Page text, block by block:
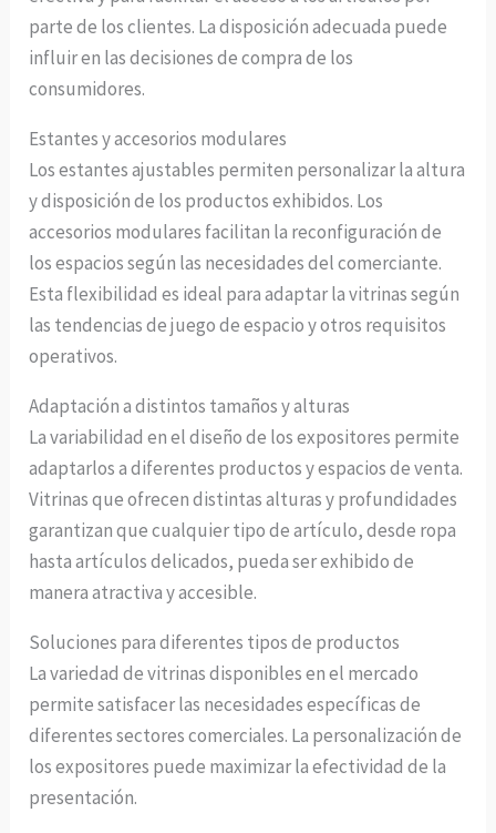
parte de los clientes. La disposición adecuada puede
influir en las decisiones de compra de los
consumidores.
Estantes y accesorios modulares
Los estantes ajustables permiten personalizar la altura
y disposición de los productos exhibidos. Los
accesorios modulares facilitan la reconfiguración de
los espacios según las necesidades del comerciante.
Esta flexibilidad es ideal para adaptar la vitrinas según
las tendencias de juego de espacio y otros requisitos
operativos.
Adaptación a distintos tamaños y alturas
La variabilidad en el diseño de los expositores permite
adaptarlos a diferentes productos y espacios de venta.
Vitrinas que ofrecen distintas alturas y profundidades
garantizan que cualquier tipo de artículo, desde ropa
hasta artículos delicados, pueda ser exhibido de
manera atractiva y accesible.
Soluciones para diferentes tipos de productos
La variedad de vitrinas disponibles en el mercado
permite satisfacer las necesidades específicas de
diferentes sectores comerciales. La personalización de
los expositores puede maximizar la efectividad de la
presentación.